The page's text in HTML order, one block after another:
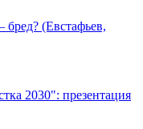
бред? (Евстафьев,
2030": презентация